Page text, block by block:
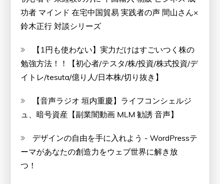
功者 マインド 在宅中国貿易 実践者の声 間山さん×
鈴木正行 対談シリーズ
【1円も使わない】実力だけはすごいつく株の
勉強方法！！【初心者/テスタ/株/投資/株式投資/デ
イトレ/tesuta/億り人/日本株/切り抜き】
【音声ラジオ 垣内重慶】ライフコンシェルジ
ュ、暗号資産【副業闇動画 MLM 勧誘 音声】
デザインの自由を手に入れよう - WordPressテ
ーマがあなたの創造力をウェブ世界に解き放
つ！